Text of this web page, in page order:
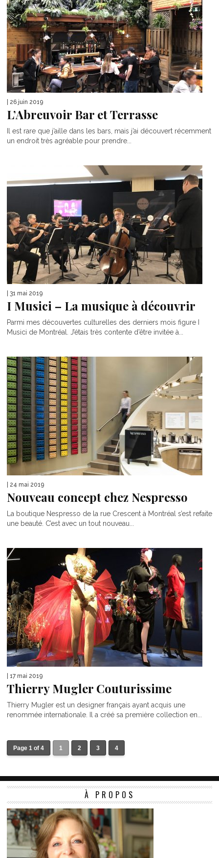
| 26 juin 2019
L’Abreuvoir Bar et Terrasse
Il est rare que j’aille dans les bars, mais j’ai découvert récemment
un endroit très agréable pour prendre...
| 31 mai 2019
I Musici – La musique à découvrir
Parmi mes découvertes culturelles des derniers mois figure I
Musici de Montréal. J’étais très contente d’être invitée à...
| 24 mai 2019
Nouveau concept chez Nespresso
La boutique Nespresso de la rue Crescent à Montréal s’est refaite
une beauté. C’est avec un tout nouveau...
| 17 mai 2019
Thierry Mugler Couturissime
Thierry Mugler est un designer français ayant acquis une
renommée internationale. Il a créé sa première collection en...
Page 1 of 4 1 2 3 4
À PROPOS